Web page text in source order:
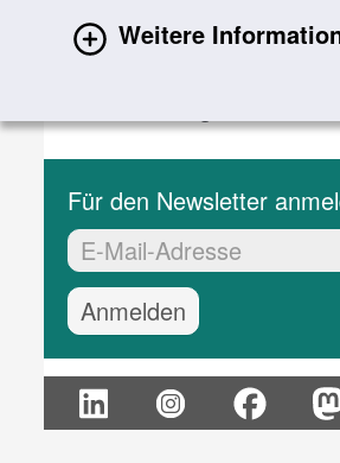
Weitere
Aktuelle Meldungen
Für den Newsletter
EMail-Adresse:*